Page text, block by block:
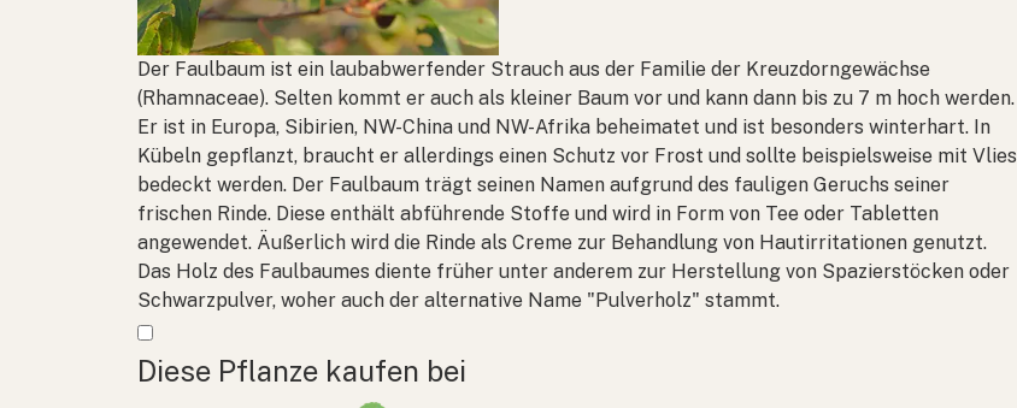
Der Faulbaum ist ein laubabwerfender Strauch aus der Familie der Kreuzdorngewächse
(Rhamnaceae). Selten kommt er auch als kleiner Baum vor und kann dann bis zu 7 m hoch werden.
Er ist in Europa, Sibirien, NW-China und NW-Afrika beheimatet und ist besonders winterhart. In
Kübeln gepflanzt, braucht er allerdings einen Schutz vor Frost und sollte beispielsweise mit Vlies
bedeckt werden. Der Faulbaum trägt seinen Namen aufgrund des fauligen Geruchs seiner
frischen Rinde. Diese enthält abführende Stoffe und wird in Form von Tee oder Tabletten
angewendet. Äußerlich wird die Rinde als Creme zur Behandlung von Hautirritationen genutzt.
Das Holz des Faulbaumes diente früher unter anderem zur Herstellung von Spazierstöcken oder
Schwarzpulver, woher auch der alternative Name "Pulverholz" stammt.
Mehr anzeigen
Diese Pflanze kaufen bei